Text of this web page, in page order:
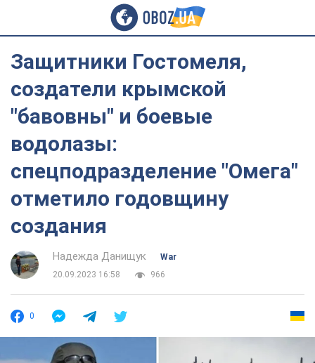
Защитники Гостомеля,
создатели крымской
"бавовны" и боевые
водолазы:
спецподразделение "Омега"
отметило годовщину
создания
Надежда Данищук
War
20.09.2023 16:58
966
0